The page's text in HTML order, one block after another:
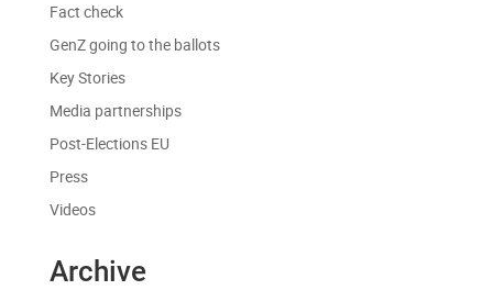
Fact check
GenZ going to the ballots
Key Stories
Media partnerships
Post-Elections EU
Press
Videos
Archive